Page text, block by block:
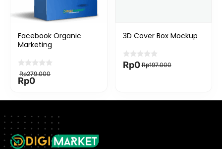
Facebook Organic
Marketing
Rp279.000
Original
price
was:
Rp0
Current
price
is:
3D Cover Box Mockup
Rp197.000
Original
price
Rp0
Current
price